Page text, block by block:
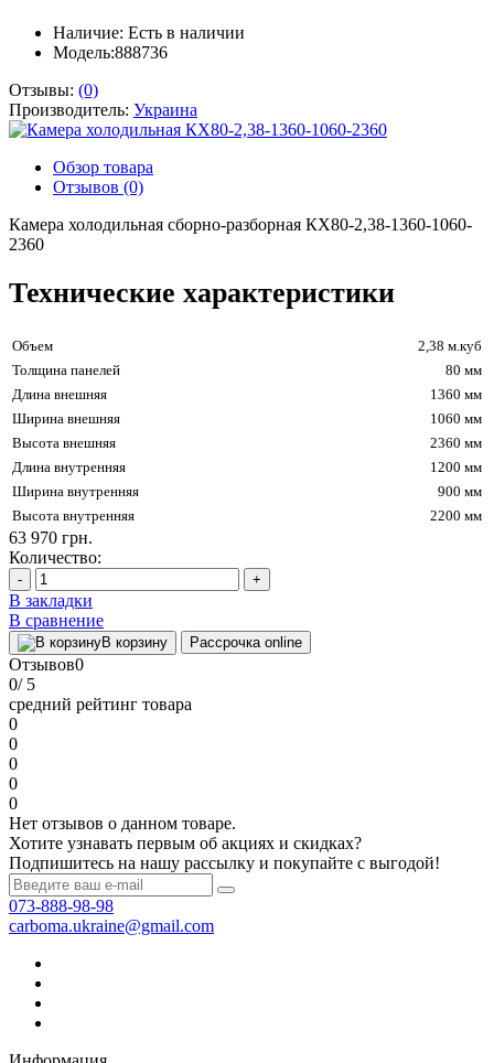
Наличие: Есть в наличии
Модель:888736
Отзывы: (0)
Производитель: Украина
Обзор товара
Отзывов (0)
Камера холодильная сборно-разборная КХ80-2,38-1360-1060-
2360
Технические характеристики
Объем
2,38 м.куб
Толщина панелей
80 мм
Длина внешняя
1360 мм
Ширина внешняя
1060 мм
Высота внешняя
2360 мм
Длина внутренняя
1200 мм
Ширина внутренняя
900 мм
Высота внутренняя
2200 мм
63 970 грн.
Количество:
- +
В закладки
В сравнение
В корзину Рассрочка online
Отзывов0
0/ 5
средний рейтинг товара
0
0
0
0
0
Нет отзывов о данном товаре.
Хотите узнавать первым об акциях и скидках?
Подпишитесь на нашу рассылку и покупайте с выгодой!
073-888-98-98
carboma.ukraine@gmail.com